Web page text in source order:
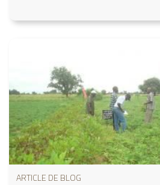
ARTICLE DE BLOG